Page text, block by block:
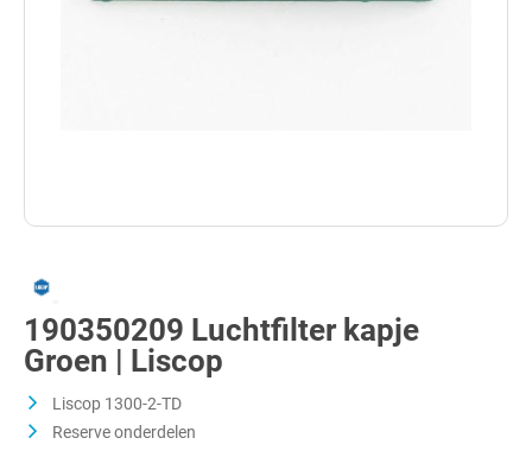
190350209 Luchtfilter kapje
Groen | Liscop
Liscop 1300-2-TD
Reserve onderdelen